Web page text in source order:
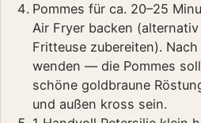
Pommes für ca. 20–25
Air Fryer backen
Fritteuse zubereiten).
wenden — die Pommes
schöne goldbraune
und außen kross sein.